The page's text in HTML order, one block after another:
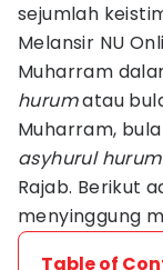
sejumlah
Melansir NU
Muharram
hurumatau
Muharram,
asyhurul hurum
Rajab. Berikut
menyinggung
Table of